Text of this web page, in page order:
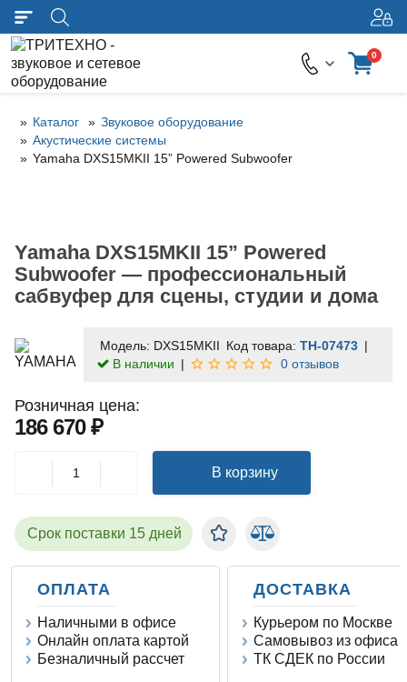
0
Каталог
Звуковое оборудование
Акустические системы
Yamaha DXS15MKII 15” Powered Subwoofer
Yamaha DXS15MKII 15” Powered
Subwoofer — профессиональный
сабвуфер для сцены, студии и дома
Модель: DXS15MKII Код товара: TH-07473
В наличии
0 отзывов
Розничная цена:
186 670 ₽
В корзину
Срок поставки 15 дней
ОПЛАТА
Наличными в офисе
Онлайн оплата картой
Безналичный рассчет
ДОСТАВКА
Курьером по Москве
Самовывоз из офиса
ТК СДЕК по России